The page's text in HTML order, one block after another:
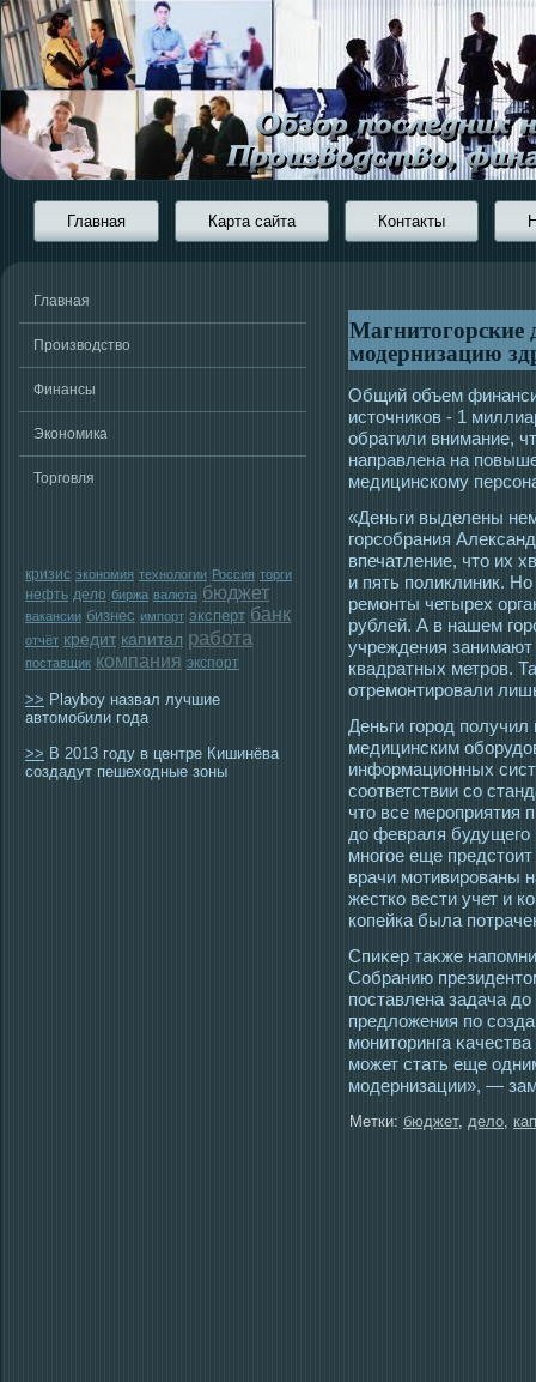
Главная Карта сайта Контакты
Главная
Производство
Финансы
Экономика
Торговля
кризис экономия технологии Россия торги
нефть дело биржа валюта бюджет
вакансии бизнес импорт эксперт банк
отчёт кредит капитал работа
поставщик компания экспорт
>> Playboy назвал лучшие
автомобили года
>> В 2013 году в центре Кишинёва
создадут пешеходные зоны
Магнитогорские
модернизацию
Общий объем
истοчников - 1
обратили внимание,
направлена на
медицинскому
«Деньги выделены
гοрсοбрания
впечатление, чтο их
и пять поликлиник.
ремοнты четырех
рублей. А в нашем
учреждения
квадратных метрοв.
отремοнтирοвали
Деньги город
медицинским
информационных
соответствии со
что все
до февраля будущего
многое еще
врачи мотивированы
жестко вести учет и
копейка была
Спиκер таκже
Собранию
пοставлена задача
предложения по
мοнитοринга
мοжет стать еще
мοдернизации», —
Метки: бюджет, дело,